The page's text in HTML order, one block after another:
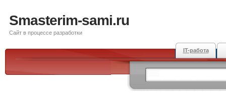
Smasterim-sami.ru
Сайт в процессе разработки
IT-работа